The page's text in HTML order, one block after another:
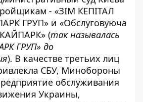
- «ЗІМ КЕПІТАЛ
ГРУП» и «Обслуговуюча
(так называлась
ГРУП» до
). В качестве третьих лиц
СБУ, Минобороны
обслуживания
Украины,